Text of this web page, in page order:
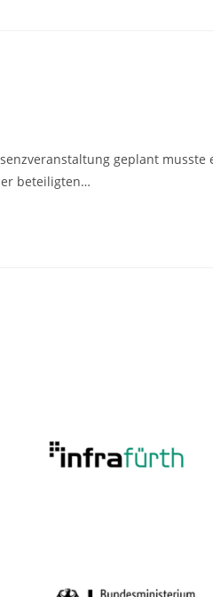
geplant musste
beteiligten…